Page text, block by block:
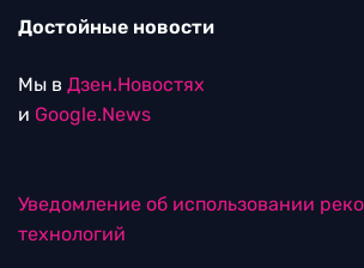
Достойные новости
Мы в Дзен.Новостях
и Google.News
Уведомление об использовании
технологий